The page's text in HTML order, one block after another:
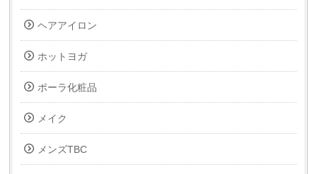
ヘアアイロン
ホットヨガ
ポーラ化粧品
メイク
メンズTBC